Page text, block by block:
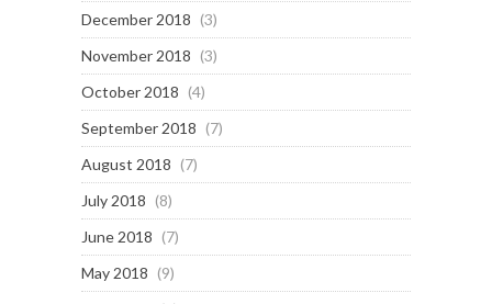
December 2018 (3)
November 2018 (3)
October 2018 (4)
September 2018 (7)
August 2018 (7)
July 2018 (8)
June 2018 (7)
May 2018 (9)